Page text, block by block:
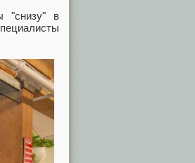
"снизу" в